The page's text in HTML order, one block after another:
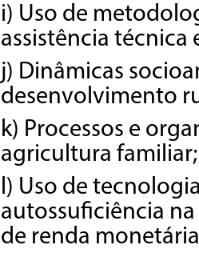
i) Uso de
assistência técnica
j) Dinâmicas
desenvolvimento
k) Processos e
agricultura familiar;
l) Uso de
autossuficiência
de renda